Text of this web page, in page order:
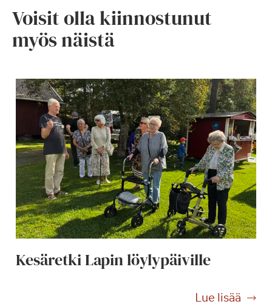
Voisit olla kiinnostunut
myös näistä
Kesäretki Lapin löylypäiville
Lue lisää
K